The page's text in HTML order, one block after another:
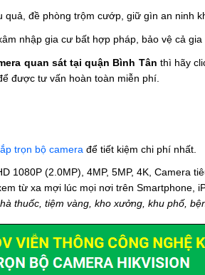
đề phòng trộm cướp, giữ gìn an ninh
nhập gia cư bất hợp pháp, bảo vệ cả gia
quan sát tại quận Bình Tân thì hãy
được tư vấn hoàn toàn miễn phí.
trọn bộ camera để tiết kiệm chi phí nhất.
1080P (2.0MP), 4MP, 5MP, 4K, Camera
từ xa mợi lúc mọi nơi trên Smartphone,
thuốc, tiệm vàng, kho xưởng, khu phố,